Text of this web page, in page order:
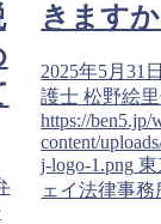
きます
2025年5月31
護士 松野絵
https://ben5.jp/
content/
j-logo-1.png
ェイ法律事務